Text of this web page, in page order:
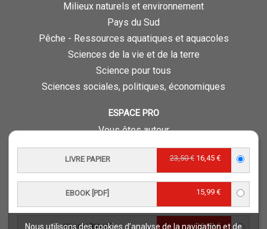
Nous utilisons des cookies d’analyse de la navigation et de
LIVRE PAPIER 23,50 € 16,45 €
EBOOK [PDF] 15,99 €
EBOOK [EPUB] 15,99 €
Milieux naturels et environnement
Pays du Sud
Pêche - Ressources aquatiques et aquacoles
Sciences de la vie et de la terre
Science pour tous
Sciences sociales, politiques, économiques
ESPACE PRO
Vous êtes auteur
Vous êtes journaliste
Vous êtes libraire
Foreign rights
Procédure d'évaluation